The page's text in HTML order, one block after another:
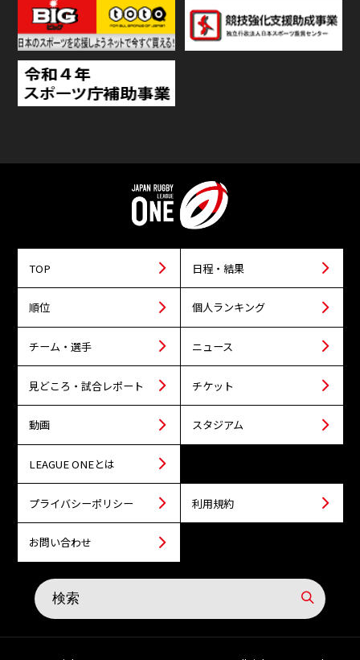
TOP 日程・結果
順位 個人ランキング
チーム・選手 ニュース
見どころ・試合レポート チケット
動画 スタジアム
LEAGUE ONEとは
プライバシーポリシー 利用規約
お問い合わせ